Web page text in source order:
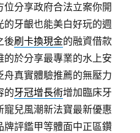
分享政府合法立案你開
的牙齦也能美白好玩的週
後刷卡換現金的融資借款
於分享最專業的水上安
舟真實體驗推薦的無壓力
的牙冠增長術增加臨床牙
兒風潮新法寶最新優惠
牌評鑑甲等體面中正區鑽